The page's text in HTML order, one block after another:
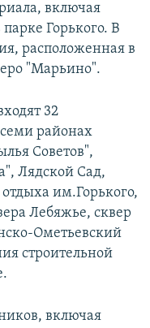
включая
Горького. В
расположенная в
"Марьино".
32
районах
Советов",
Лядской Сад,
им.Горького,
Лебяжье, сквер
Ометьевский
строительной
включая